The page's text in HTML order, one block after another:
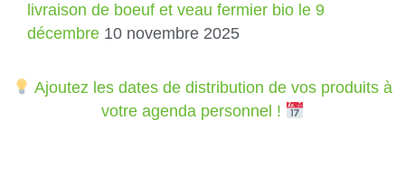
livraison de boeuf et veau fermier bio le 9
décembre 10 novembre 2025
Ajoutez les dates de distribution de vos produits à
votre agenda personnel !